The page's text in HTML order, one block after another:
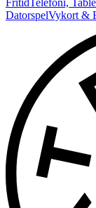
FritidTelefoni,
DatorspelVykort &